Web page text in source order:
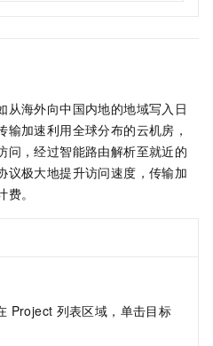
从海外向中国内地的地域写入日
加速利用全球分布的云机房，
问，经过智能路由解析至就近的
议极大地提升访问速度，传输加
。
Project 列表区域，单击目标